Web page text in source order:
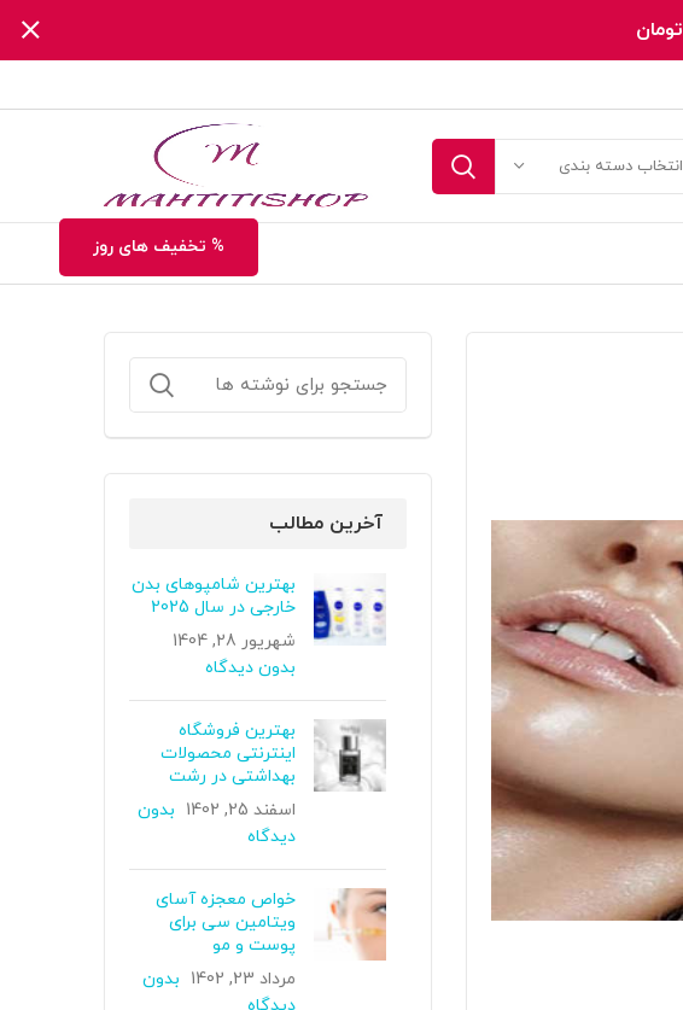
انتخاب دسته بندی
% تخفیف های روز
آخرین مطالب
بهترین شامپوهای بدن
خارجی در سال 2025
شهریور 28, 1404
بدون دیدگاه
بهترین فروشگاه
اینترنتی محصولات
بهداشتی در رشت
اسفند 25, 1402
بدون
دیدگاه
خواص معجزه‌ آسای
ویتامین سی برای
پوست و مو
مرداد 23, 1402
بدون